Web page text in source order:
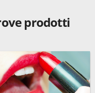
prodotti